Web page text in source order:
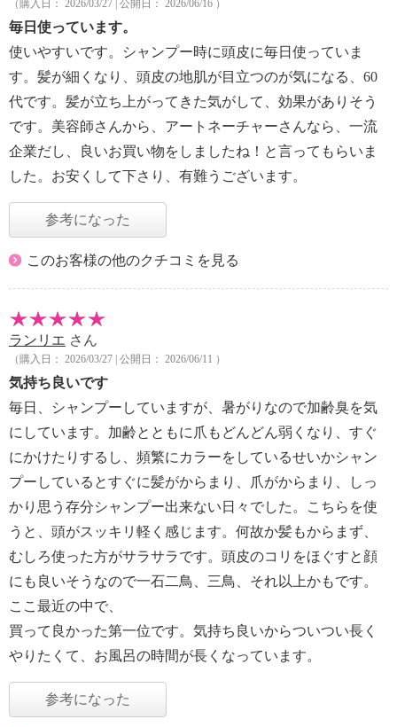
（購入日： 2026/03/27 | 公開日： 2026/06/16 ）
毎日使っています。
使いやすいです。シャンプー時に頭皮に毎日使っていま
す。髪が細くなり、頭皮の地肌が目立つのが気になる、60
代です。髪が立ち上がってきた気がして、効果がありそう
です。美容師さんから、アートネーチャーさんなら、一流
企業だし、良いお買い物をしましたね！と言ってもらいま
した。お安くして下さり、有難うございます。
参考になった
このお客様の他のクチコミを見る
ランリエ さん
（購入日： 2026/03/27 | 公開日： 2026/06/11 ）
気持ち良いです
毎日、シャンプーしていますが、暑がりなので加齢臭を気
にしています。加齢とともに爪もどんどん弱くなり、すぐ
にかけたりするし、頻繁にカラーをしているせいかシャン
プーしているとすぐに髪がからまり、爪がからまり、しっ
かり思う存分シャンプー出来ない日々でした。こちらを使
うと、頭がスッキリ軽く感じます。何故か髪もからまず、
むしろ使った方がサラサラです。頭皮のコリをほぐすと顔
にも良いそうなので一石二鳥、三鳥、それ以上かもです。
ここ最近の中で、
買って良かった第一位です。気持ち良いからついつい長く
やりたくて、お風呂の時間が長くなっています。
参考になった